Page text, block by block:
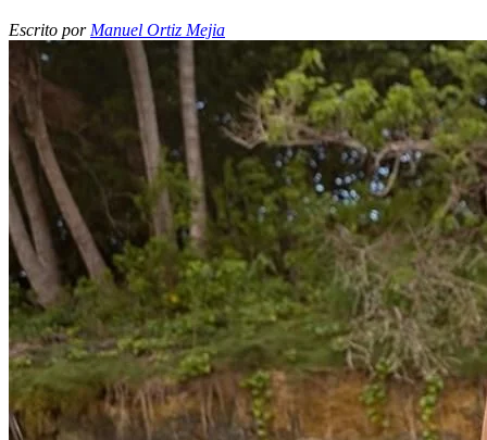
Escrito por Manuel Ortiz Mejia